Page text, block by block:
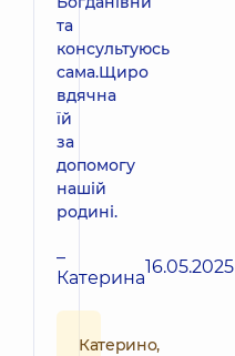
та
консультуюсь
сама.Щиро
вдячна
їй
за
допомогу
нашій
родині.
–
Катерина16.05.2025
Катерино,